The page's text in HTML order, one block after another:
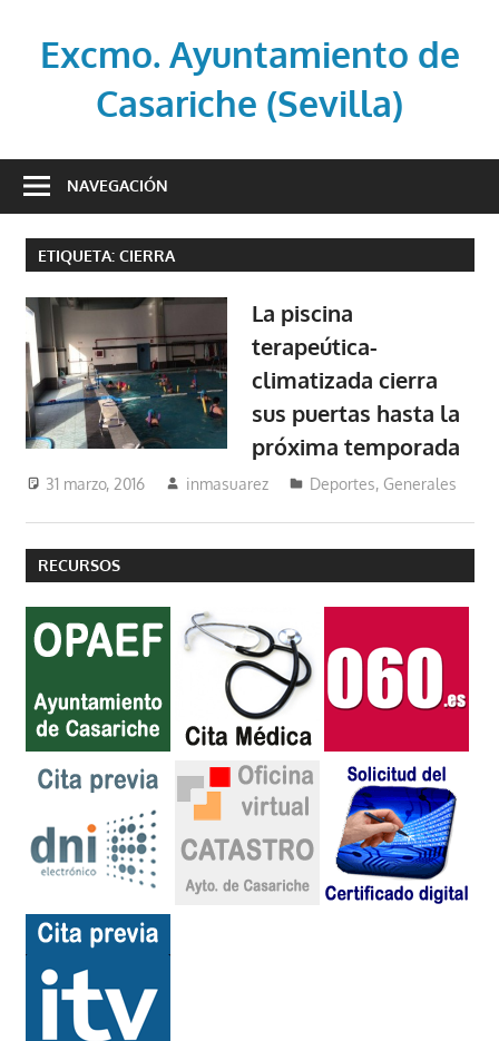
contenidoExcmo. Ayuntamiento de
Casariche (Sevilla)
oficial
Ayuntamiento
de
Casariche
(Sevilla)
NAVEGACIÓN
ETIQUETA: CIERRA
La piscina
terapeútica-
climatizada cierra
sus puertas hasta la
próxima temporada
31 marzo, 2016 inmasuarez Deportes, Generales
RECURSOS